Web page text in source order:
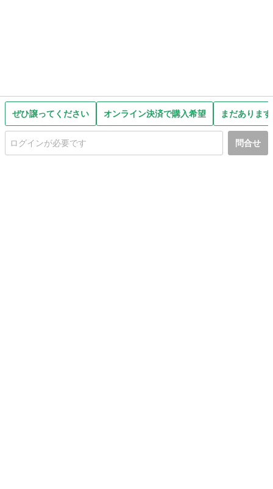
ぜひ譲ってください オンライン決済で購入希望 まだありま
問合せ